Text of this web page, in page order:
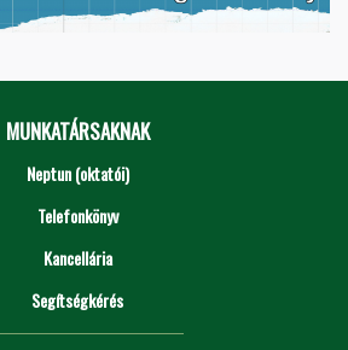
MUNKATÁRSAKNAK
Neptun (oktatói)
Telefonkönyv
Kancellária
Segítségkérés